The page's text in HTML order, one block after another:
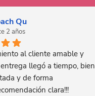
Qu
2 años
al cliente amable y
llegó a tiempo, bien
y de forma
clara!!!